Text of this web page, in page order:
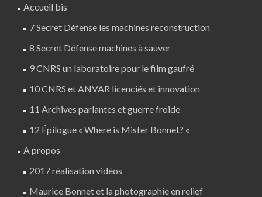
Accueil bis
7 Secret Défense les machines reconstruction
8 Secret Défense machines à sauver
9 CNRS un laboratoire pour le film gaufré
10 CNRS et ANVAR licenciés et innovation
11 Archives parlantes et guerre froide
12 Épilogue « Where is Mister Bonnet? «
A propos
2017 réalisation vidéos
Maurice Bonnet et la photographie en relief